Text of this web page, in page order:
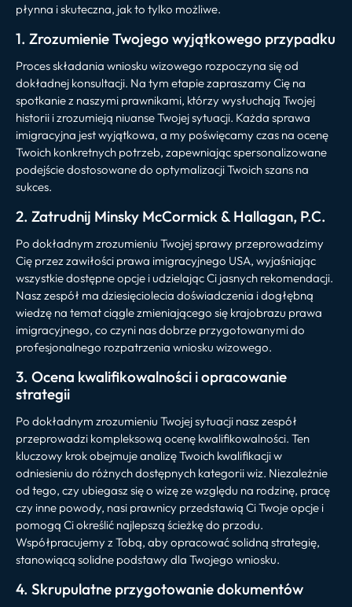
płynna i skuteczna, jak to tylko możliwe.
1. Zrozumienie Twojego wyjątkowego przypadku
Proces składania wniosku wizowego rozpoczyna się od
dokładnej konsultacji. Na tym etapie zapraszamy Cię na
spotkanie z naszymi prawnikami, którzy wysłuchają Twojej
historii i zrozumieją niuanse Twojej sytuacji. Każda sprawa
imigracyjna jest wyjątkowa, a my poświęcamy czas na ocenę
Twoich konkretnych potrzeb, zapewniając spersonalizowane
podejście dostosowane do optymalizacji Twoich szans na
sukces.
2. Zatrudnij Minsky McCormick & Hallagan, P.C.
Po dokładnym zrozumieniu Twojej sprawy przeprowadzimy
Cię przez zawiłości prawa imigracyjnego USA, wyjaśniając
wszystkie dostępne opcje i udzielając Ci jasnych rekomendacji.
Nasz zespół ma dziesięciolecia doświadczenia i dogłębną
wiedzę na temat ciągle zmieniającego się krajobrazu prawa
imigracyjnego, co czyni nas dobrze przygotowanymi do
profesjonalnego rozpatrzenia wniosku wizowego.
3. Ocena kwalifikowalności i opracowanie
strategii
Po dokładnym zrozumieniu Twojej sytuacji nasz zespół
przeprowadzi kompleksową ocenę kwalifikowalności. Ten
kluczowy krok obejmuje analizę Twoich kwalifikacji w
odniesieniu do różnych dostępnych kategorii wiz. Niezależnie
od tego, czy ubiegasz się o wizę ze względu na rodzinę, pracę
czy inne powody, nasi prawnicy przedstawią Ci Twoje opcje i
pomogą Ci określić najlepszą ścieżkę do przodu.
Współpracujemy z Tobą, aby opracować solidną strategię,
stanowiącą solidne podstawy dla Twojego wniosku.
4. Skrupulatne przygotowanie dokumentów